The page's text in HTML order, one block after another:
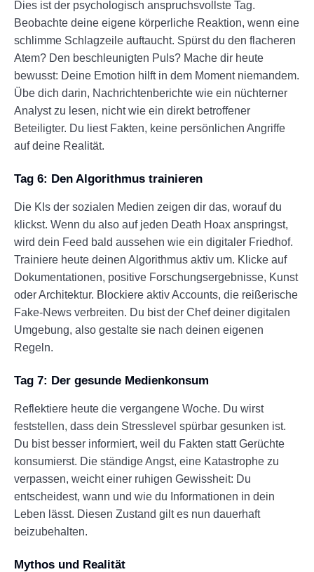
Dies ist der psychologisch anspruchsvollste Tag.
Beobachte deine eigene körperliche Reaktion, wenn eine
schlimme Schlagzeile auftaucht. Spürst du den flacheren
Atem? Den beschleunigten Puls? Mache dir heute
bewusst: Deine Emotion hilft in dem Moment niemandem.
Übe dich darin, Nachrichtenberichte wie ein nüchterner
Analyst zu lesen, nicht wie ein direkt betroffener
Beteiligter. Du liest Fakten, keine persönlichen Angriffe
auf deine Realität.
Tag 6: Den Algorithmus trainieren
Die KIs der sozialen Medien zeigen dir das, worauf du
klickst. Wenn du also auf jeden Death Hoax anspringst,
wird dein Feed bald aussehen wie ein digitaler Friedhof.
Trainiere heute deinen Algorithmus aktiv um. Klicke auf
Dokumentationen, positive Forschungsergebnisse, Kunst
oder Architektur. Blockiere aktiv Accounts, die reißerische
Fake-News verbreiten. Du bist der Chef deiner digitalen
Umgebung, also gestalte sie nach deinen eigenen
Regeln.
Tag 7: Der gesunde Medienkonsum
Reflektiere heute die vergangene Woche. Du wirst
feststellen, dass dein Stresslevel spürbar gesunken ist.
Du bist besser informiert, weil du Fakten statt Gerüchte
konsumierst. Die ständige Angst, eine Katastrophe zu
verpassen, weicht einer ruhigen Gewissheit: Du
entscheidest, wann und wie du Informationen in dein
Leben lässt. Diesen Zustand gilt es nun dauerhaft
beizubehalten.
Mythos und Realität